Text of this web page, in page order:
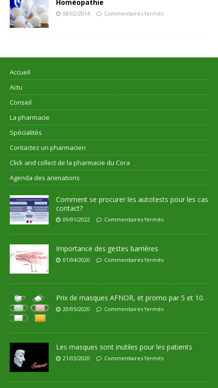
Homéopathie
08/02/2014 Commentaires fermés
Accueil
Actu
Conseil
La pharmacie
Spécialités
Contactez un pharmacien
Click and collect de la pharmacie du Cora
Agenda des animations
Comment se procurer les autotests pour les cas
contact?
09/01/2022 Commentaires fermés
Importance des gestes barrières
01/04/2020 Commentaires fermés
Prix de masques AFNOR, et promo par 5 et 10.
20/05/2020 Commentaires fermés
Les masques sont inutiles pour les patients
21/03/2020 Commentaires fermés